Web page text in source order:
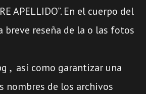
APELLIDO”. En el cuerpo del
breve reseña de la o las fotos
, así como garantizar una
nombres de los archivos